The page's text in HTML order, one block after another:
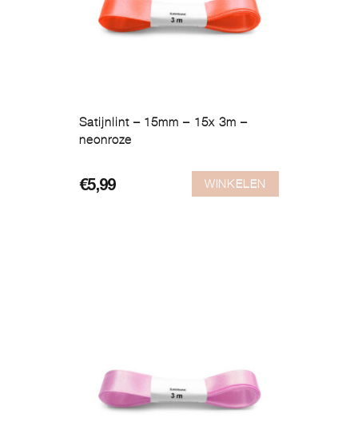
Satijnlint – 15mm – 15x 3m –
neonroze
€5,99 WINKELEN